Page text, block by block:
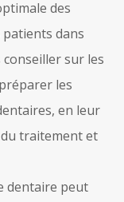
des
dans
sur les
les
en leur
traitement et
dentaire peut